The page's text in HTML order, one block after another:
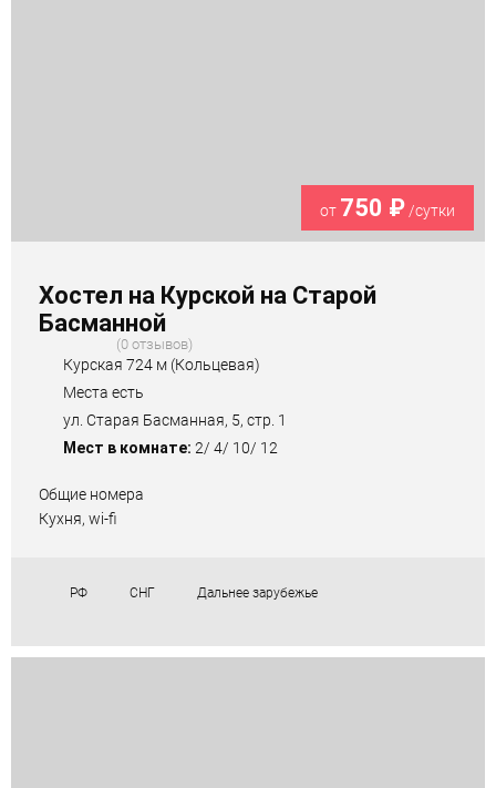
от 750 ₽/сутки
Хостел на Курской на Старой
Басманной
0 отзывов
Курская 724 м (Кольцевая)
Места есть
ул. Старая Басманная, 5, стр. 1
Мест в комнате: 2/ 4/ 10/ 12
Общие номера
Кухня, wi-fi
РФ СНГ Дальнее зарубежье